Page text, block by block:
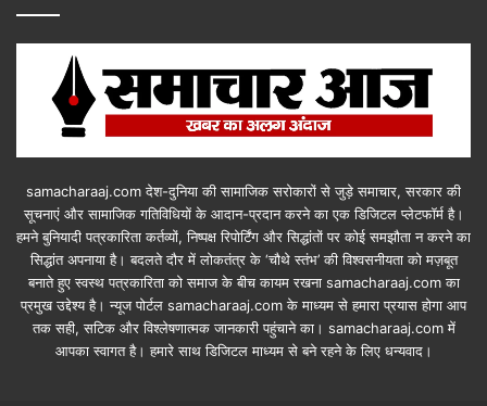
samacharaaj.com देश-दुनिया की सामाजिक सरोकारों से जुड़े समाचार, सरकार की
सूचनाएं और सामाजिक गतिविधियाें के आदान-प्रदान करने का एक डिजिटल प्लेटफॉर्म है।
हमने बुनियादी पत्रकारिता कर्तव्यों, निष्पक्ष रिपोर्टिंग और सिद्धांतों पर कोई समझौता न करने का
सिद्धांत अपनाया है। बदलते दौर में लोकतंत्र के ‘चौथे स्तंभ’ की विश्वसनीयता को मज़बूत
बनाते हुए स्वस्थ पत्रकारिता को समाज के बीच कायम रखना samacharaaj.com का
प्रमुख उद्देश्य है। न्यूज पोर्टल samacharaaj.com के माध्यम से हमारा प्रयास होगा आप
तक सही, सटिक और विश्लेषणात्मक जानकारी पहुंचाने का। samacharaaj.com में
आपका स्‍वागत है। हमारे साथ डिजिटल माध्‍यम से बने रहने के लिए धन्‍यवाद।